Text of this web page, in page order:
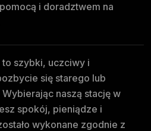
i doradztwem na
to szybki, uczciwy i
się starego lub
naszą stację w
spokój, pieniądze i
wykonane zgodnie z